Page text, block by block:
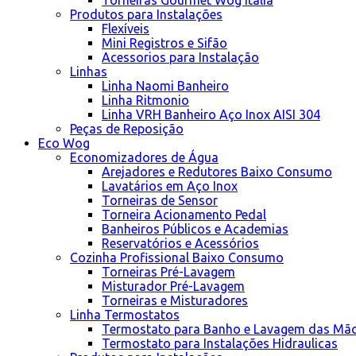
Produtos para Instalações
Flexíveis
Mini Registros e Sifão
Acessorios para Instalação
Linhas
Linha Naomi Banheiro
Linha Ritmonio
Linha VRH Banheiro Aço Inox AISI 304
Peças de Reposição
Eco Wog
Economizadores de Água
Arejadores e Redutores Baixo Consumo
Lavatários em Aço Inox
Torneiras de Sensor
Torneira Acionamento Pedal
Banheiros Públicos e Academias
Reservatórios e Acessórios
Cozinha Profissional Baixo Consumo
Torneiras Pré-Lavagem
Misturador Pré-Lavagem
Torneiras e Misturadores
Linha Termostatos
Termostato para Banho e Lavagem das
Termostato para Instalações Hidraulicas